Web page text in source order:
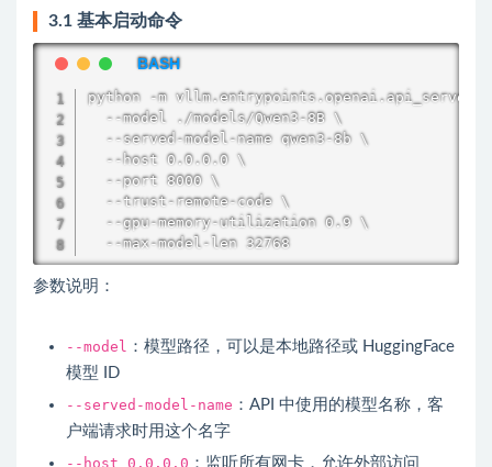
3.1 基本启动命令
python -m vllm.entrypoints.openai.api_server \
  --model ./models/Qwen3-8B \
  --served-model-name qwen3-8b \
  --host 0.0.0.0 \
  --port 8000 \
  --trust-remote-code \
  --gpu-memory-utilization 0.9 \
  --max-model-len 32768
参数说明：
--model ：模型路径，可以是本地路径或 HuggingFace
模型 ID
--served-model-name ：API 中使用的模型名称，客
户端请求时用这个名字
--host 0.0.0.0 ：监听所有网卡，允许外部访问